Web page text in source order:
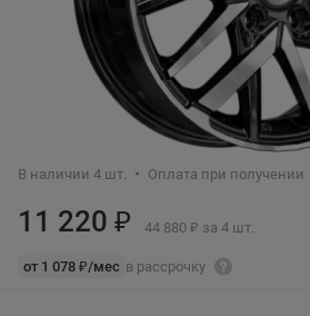
В наличии 4 шт. Оплата при получении
11 220 ₽ 44 880 ₽ за 4 шт.
от 1 078 ₽/мес в рассрочку